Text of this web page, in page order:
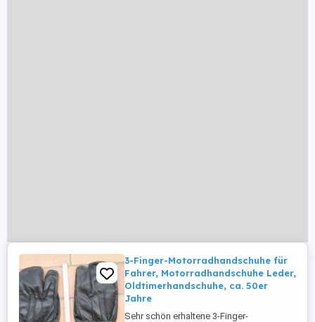
3-Finger-Motorradhandschuhe für
Fahrer, Motorradhandschuhe Leder,
Oldtimerhandschuhe, ca. 50er
Jahre
Sehr schön erhaltene 3-Finger-